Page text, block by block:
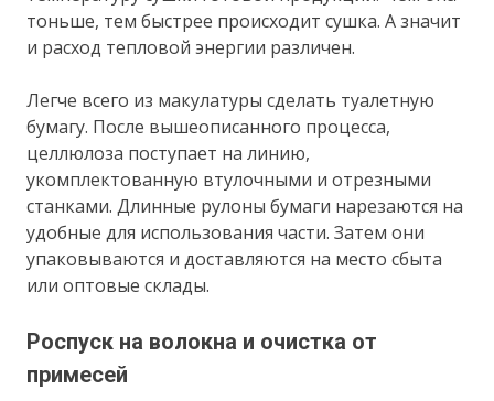
тоньше, тем быстрее происходит сушка. А значит
и расход тепловой энергии различен.
Легче всего из макулатуры сделать туалетную
бумагу. После вышеописанного процесса,
целлюлоза поступает на линию,
укомплектованную втулочными и отрезными
станками. Длинные рулоны бумаги нарезаются на
удобные для использования части. Затем они
упаковываются и доставляются на место сбыта
или оптовые склады.
Роспуск на волокна и очистка от
примесей